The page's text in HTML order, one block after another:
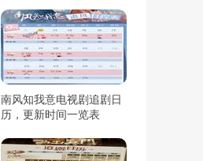
南风知我意电视剧追剧日
历，更新时间一览表